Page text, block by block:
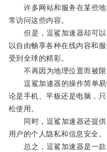
许多网站和服务在某些地
常访问这些内容。
但是，逗鲨加速器却可以
以自由畅享各种在线内容和
受到全球的精彩。
不再因为地理位置而被限
逗鲨加速器的操作简单易
论是手机、平板还是电脑，
松使用。
同时，逗鲨加速器还提供
用户的个人隐私和信息安全。
总之，逗鲨加速器是一款